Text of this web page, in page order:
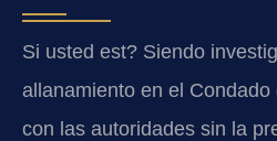
Si usted est? Siendo
allanamiento en el
con las autoridades sin la